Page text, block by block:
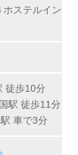
ホステルイン
徒歩10分
駅 徒歩11分
車で3分